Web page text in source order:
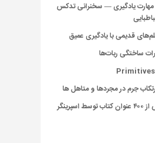
مهارت یادگیری — سخنرانی تدکس
قدیمی با یادگیری عمیق
ساختگی ربات‌ها
جرم در مجردها و متاهل ها
رایگان شدن بیش از ۴۰۰ عنوان کتاب توسط اسپرینگر